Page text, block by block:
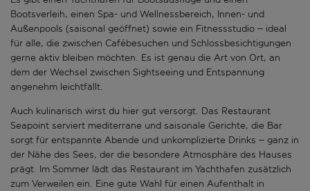
Bootsverleih, einen Spa- und Wellnessbereich, Innen- und
Außenpools (saisonal geöffnet) sowie ein Fitnessstudio – ideal
für alle, die zwischen Cafébesuchen und Schlossbesichtigungen
gerne aktiv bleiben möchten. Es ist genau die Art von Ort, an
dem der Wechsel zwischen Sightseeing und Entspannung
angenehm leichtfällt.
Auch kulinarisch wirst du hier gut versorgt. Das Restaurant
Seapoint serviert mediterrane und saisonale Gerichte, die Bar
sorgt für entspannte Abende und unkomplizierte Drinks – ganz in
der Nähe des Sees, der die besondere Atmosphäre des Hauses
prägt. Im Sommer lädt das Restaurant im Yachthafen zusätzlich
zum Verweilen ein. Eine gute Wahl für einen Aufenthalt in